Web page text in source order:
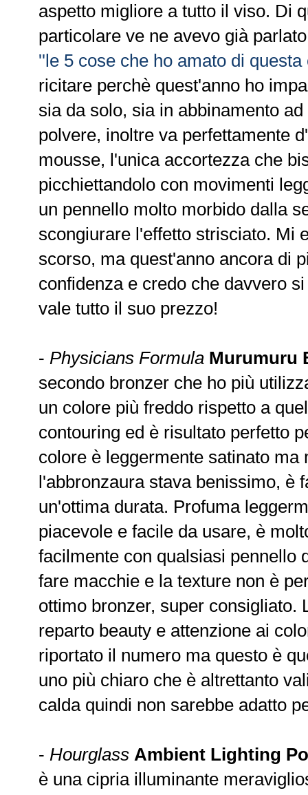
aspetto migliore a tutto il viso. Di
particolare ve ne avevo già
''le 5 cose che ho amato di questa
ricitare perchè quest'anno ho
sia da solo, sia in abbinamento
polvere, inoltre va perfettamente
mousse, l'unica accortezza che
picchiettandolo con movimenti
un pennello molto morbido dalla
scongiurare l'effetto strisciato. Mi
scorso, ma quest'anno ancora di
confidenza e credo che davvero
vale tutto il suo prezzo!
- Physicians Formula Murumuru
secondo bronzer che ho più
un colore più freddo rispetto a
contouring ed è risultato perfetto
colore è leggermente satinato ma
l'abbronzaura stava benissimo, è
un'ottima durata. Profuma
piacevole e facile da usare, è
facilmente con qualsiasi pennello
fare macchie e la texture non è
ottimo bronzer, super consigliato.
reparto beauty e attenzione ai
riportato il numero ma questo è
uno più chiaro che è altrettanto
calda quindi non sarebbe adatto
- Hourglass Ambient Lighting
è una cipria illuminante